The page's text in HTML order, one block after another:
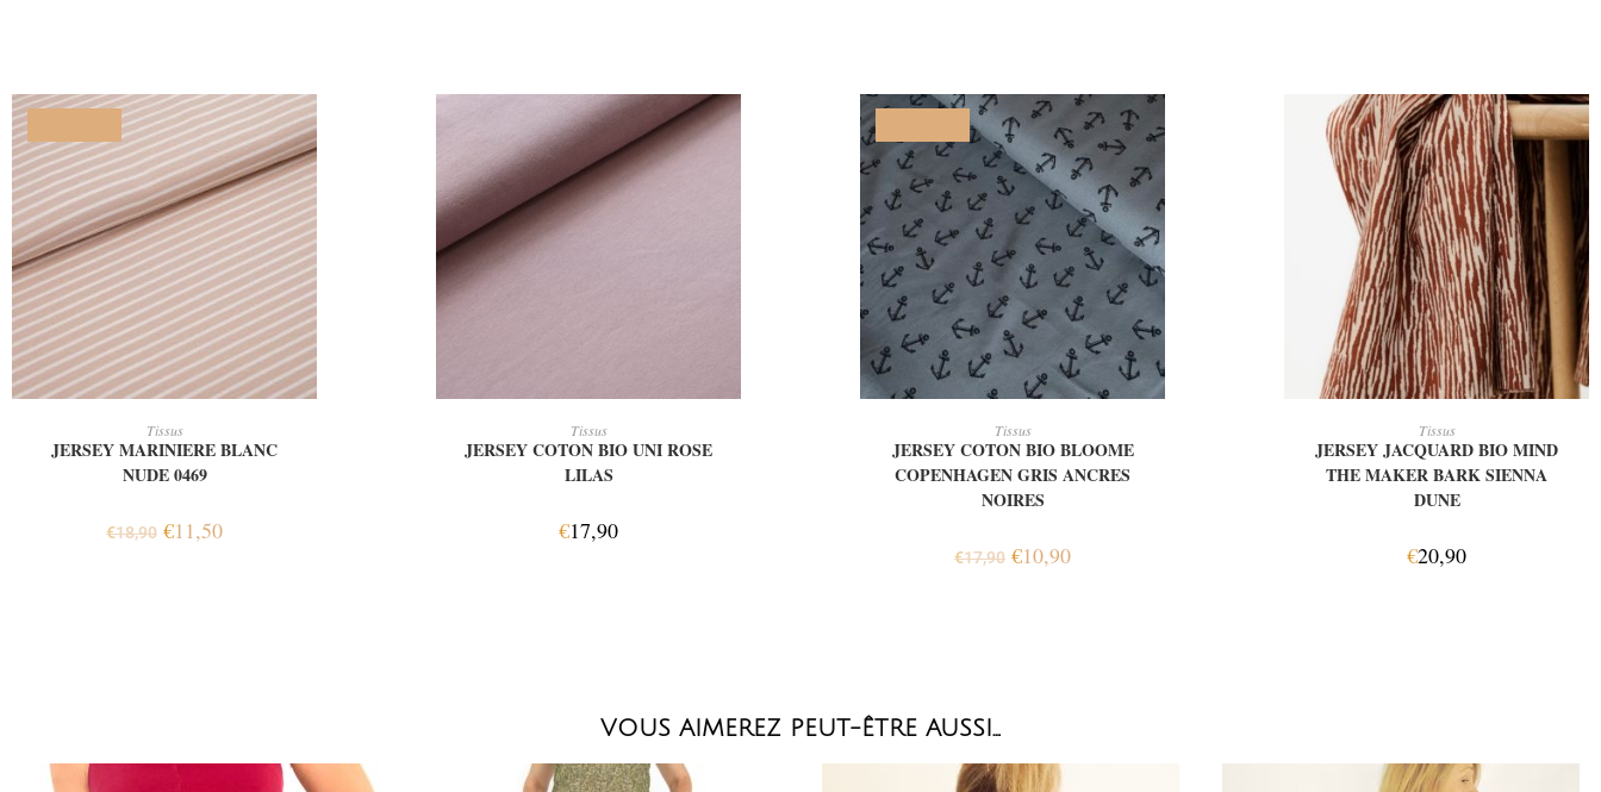
Tissus
JERSEY MARINIERE BLANC
NUDE 0469
€18,90 €11,50
Tissus
JERSEY COTON BIO UNI ROSE
LILAS
€17,90
Tissus
JERSEY COTON BIO BLOOME
COPENHAGEN GRIS ANCRES
NOIRES
€17,90 €10,90
Tissus
JERSEY JACQUARD BIO MIND
THE MAKER BARK SIENNA
DUNE
€20,90
VOUS AIMEREZ PEUT-ÊTRE AUSSI…